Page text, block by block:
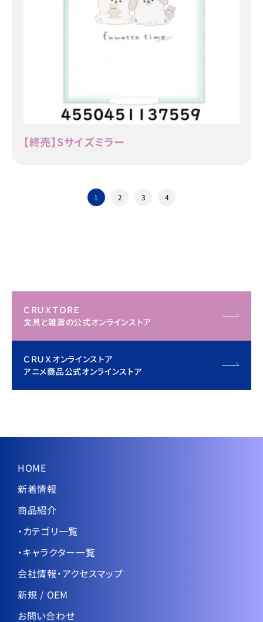
【終売】Sサイズミラー
1 2 3 4
ＣＲＵＸＴＯＲＥ
文具と雑貨の公式オンラインストア
ＣＲＵＸオンラインストア
アニメ商品公式オンラインストア
HOME
新着情報
商品紹介
・カテゴリ一覧
・キャラクター一覧
会社情報・アクセスマップ
新規 / OEM
お問い合わせ